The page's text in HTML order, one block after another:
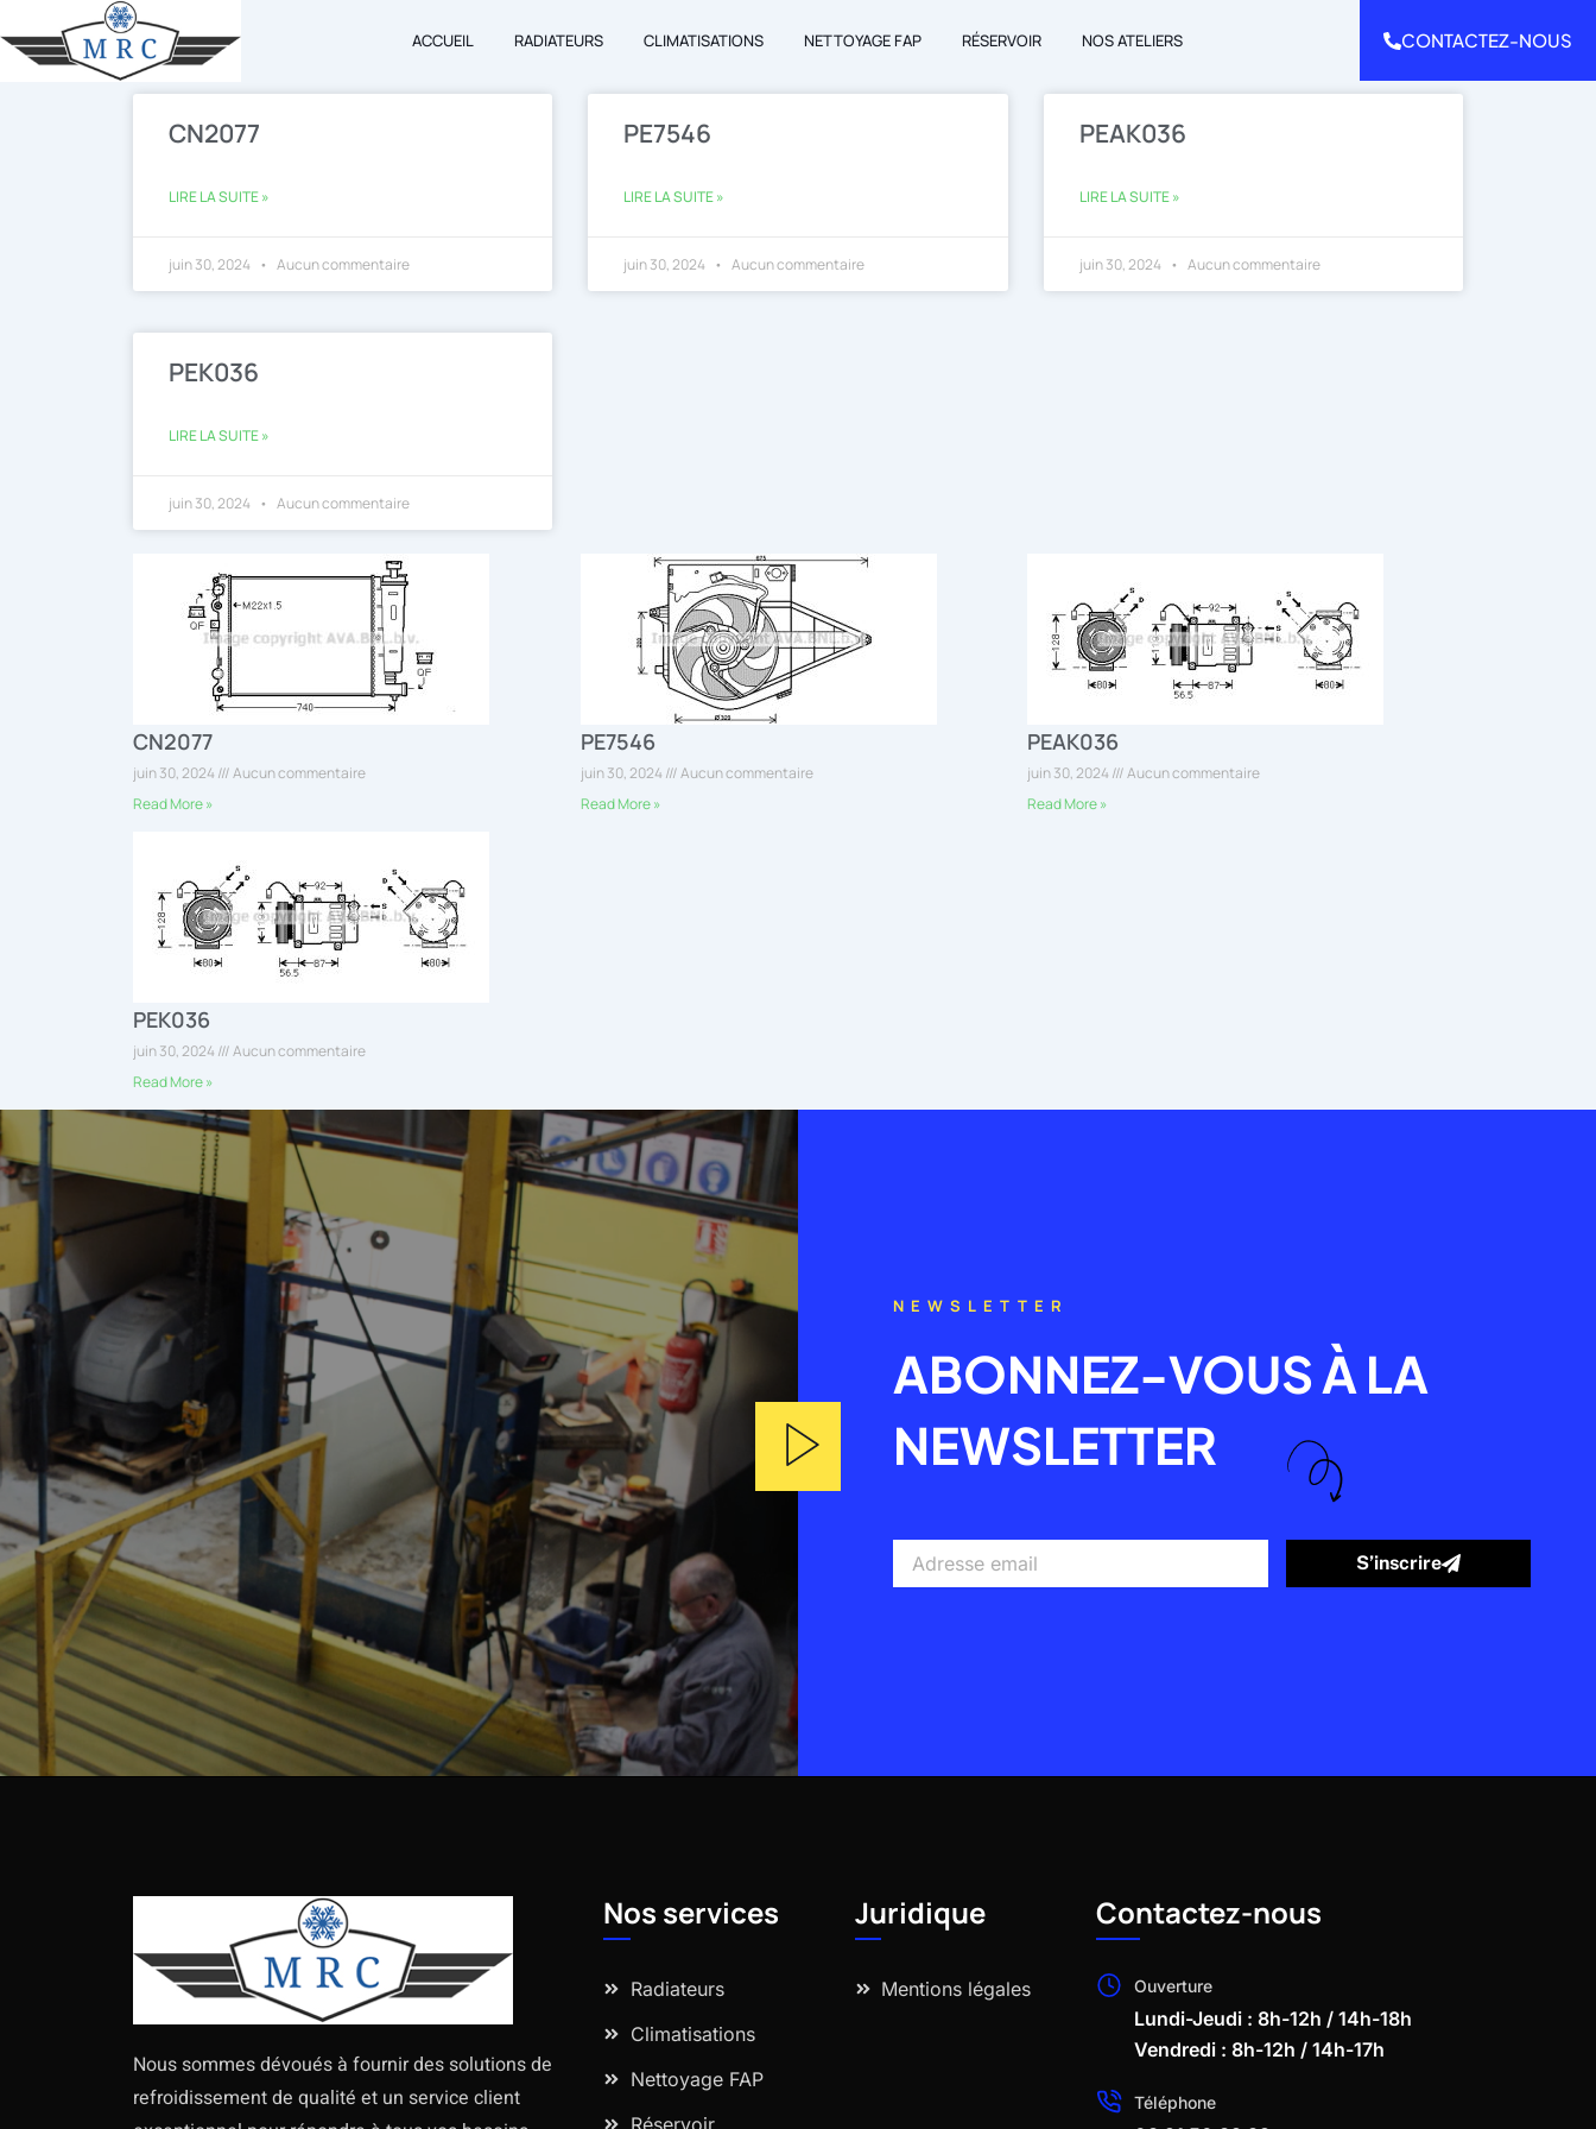
au
ACCUEIL RADIATEURS CLIMATISATIONS NETTOYAGE FAP RÉSERVOIR NOS ATELIERS CONTACTEZ-NOUS
CN2077
LIRE LA SUITE »
juin 30, 2024 Aucun commentaire
PE7546
LIRE LA SUITE »
juin 30, 2024 Aucun commentaire
PEAK036
LIRE LA SUITE »
juin 30, 2024 Aucun commentaire
PEK036
LIRE LA SUITE »
juin 30, 2024 Aucun commentaire
CN2077
juin 30, 2024
Aucun commentaire
Read More »
PE7546
juin 30, 2024
Aucun commentaire
Read More »
PEAK036
juin 30, 2024
Aucun commentaire
Read More »
PEK036
juin 30, 2024
Aucun commentaire
Read More »
NEWSLETTER
ABONNEZ-VOUS À LA
NEWSLETTER
email
S’inscrire
Nous sommes dévoués à fournir des solutions de
refroidissement de qualité et un service client
Nos services
Radiateurs
Climatisations
Nettoyage FAP
Réservoir
Juridique
Mentions légales
Contactez-nous
Ouverture
Lundi-Jeudi : 8h-12h / 14h-18h
Vendredi : 8h-12h / 14h-17h
Téléphone